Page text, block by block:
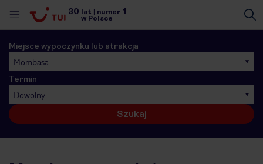
30 lat numer 1
w Polsce
Miejsce wypoczynku lub atrakcja
Mombasa
Termin
Dowolny
Szukaj